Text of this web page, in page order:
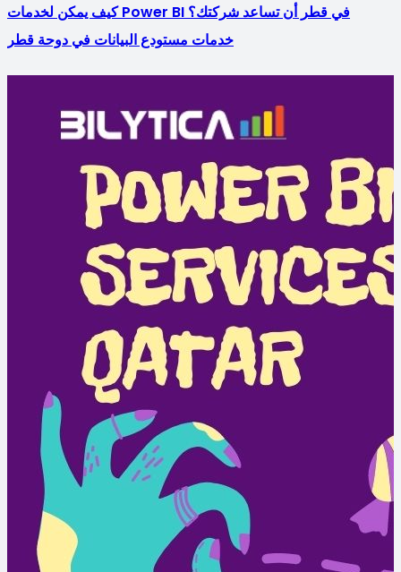
كيف يمكن لخدمات Power BI في قطر أن تساعد شركتك؟
خدمات مستودع البيانات في دوحة قطر